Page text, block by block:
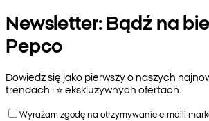
Newsletter: Bądź na
Pepco
Dowiedz się jako pierwszy o naszych
trendach i ⭐️ ekskluzywnych ofertach.
Wyrażam zgodę na otrzymywanie e-maili